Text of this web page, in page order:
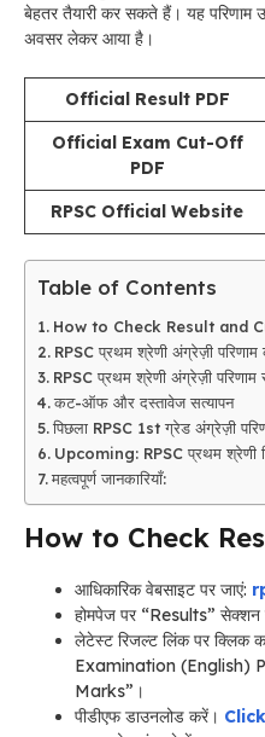
बेहतर तैयारी कर सकते हैं। यह परिणाम
अवसर लेकर आया है ।
Official Result PDF
Official Exam Cut-Off
PDF
RPSC Official Website
Table of Contents
How to Check Result and
RPSC प्रथम श्रेणी अंग्रेज़ी
RPSC प्रथम श्रेणी अंग्रेज़ी परिणाम
कट-ऑफ और दस्तावेज सत्यापन
पिछला RPSC 1st ग्रेड अंग्रेज़ी
Upcoming: RPSC प्रथम श्रेणी
महत्वपूर्ण जानकारियाँ:
How to Check
आधिकारिक वेबसाइट पर जाएं:
होमपेज पर “Results”
लेटेस्ट रिजल्ट लिंक पर
Examination (English)
Marks”।
पीडीएफ डाउनलोड करें।